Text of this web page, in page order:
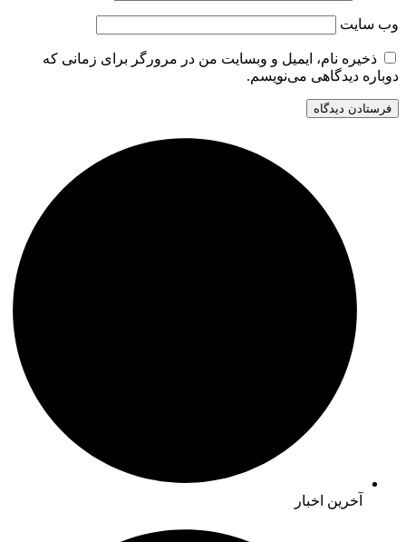
وب‌ سایت
ذخیره نام، ایمیل و وبسایت من در مرورگر برای زمانی که
دوباره دیدگاهی می‌نویسم.
آخرین اخبار